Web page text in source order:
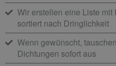
Wir erstellen eine Liste
sortiert nach Dringlichkeit
Wenn gewünscht,
Dichtungen sofort aus